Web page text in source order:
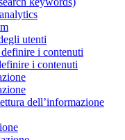
utenti
i contenuti
i contenuti
dell’informazione